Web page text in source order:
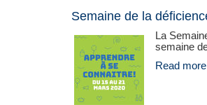
Semaine de la
La
semaine
Read more